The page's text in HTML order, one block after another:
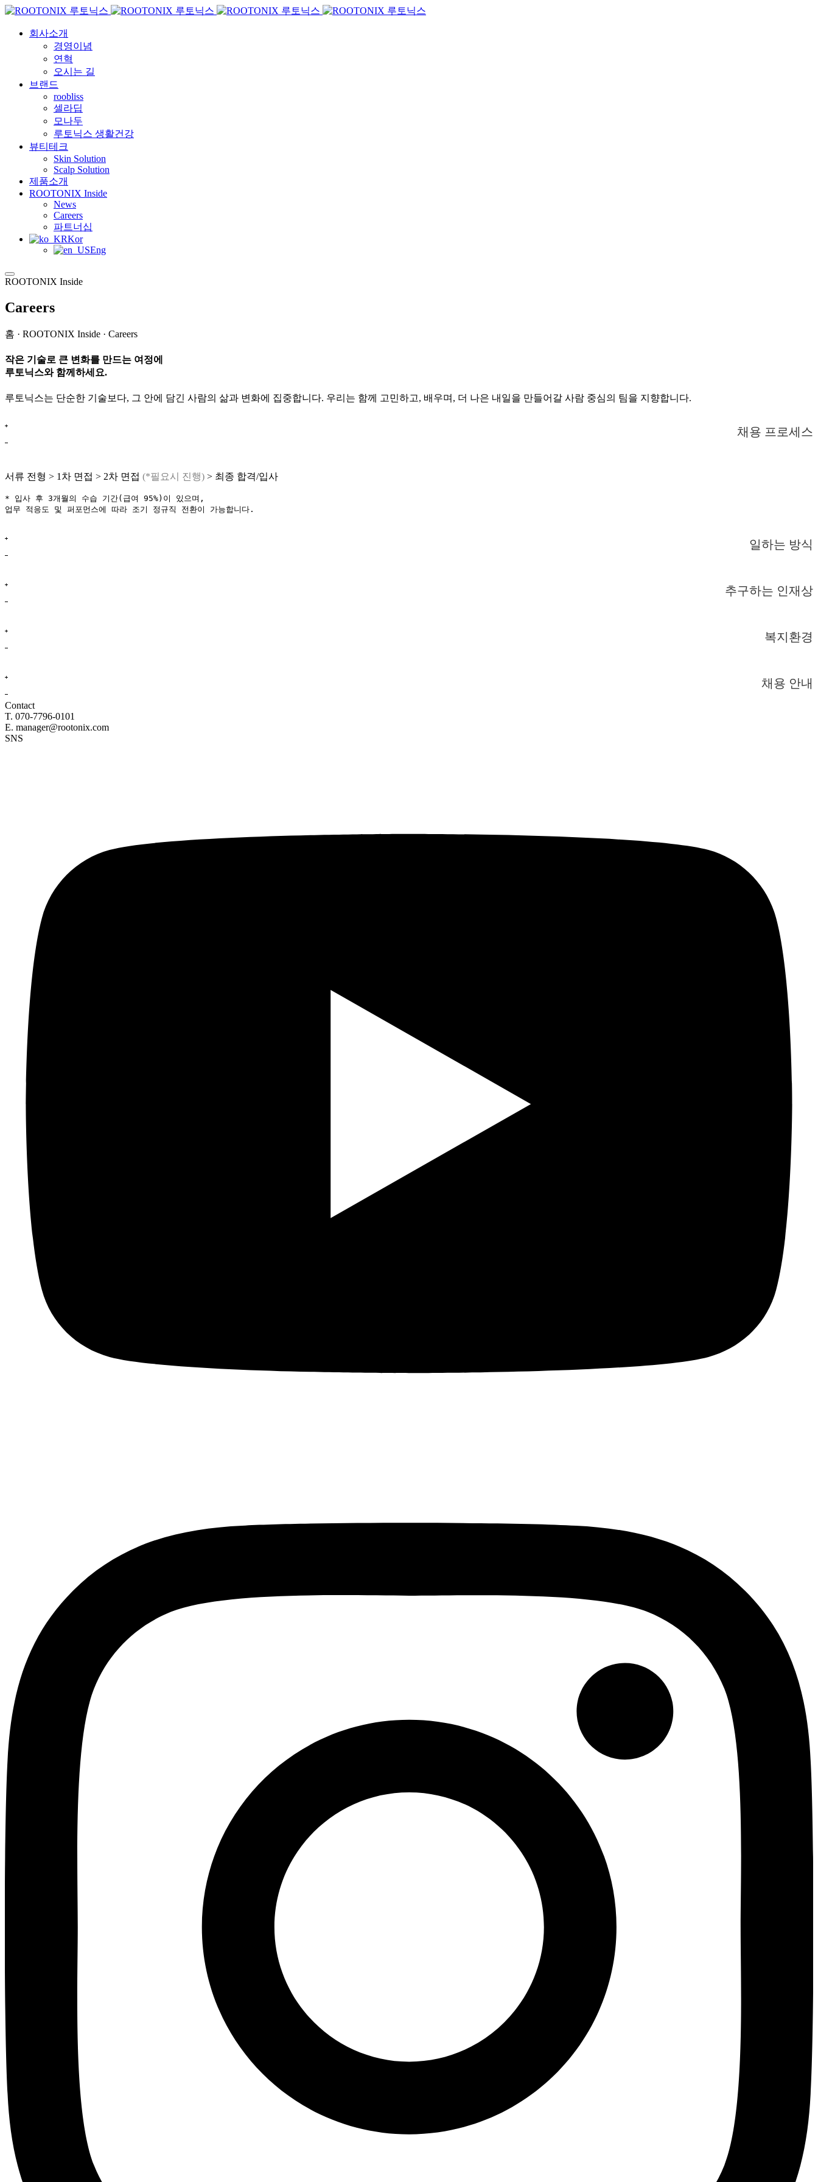
회사소개
경영이념
연혁
오시는 길
브랜드
roobliss
셀라딥
모나두
루토닉스 생활건강
뷰티테크
Skin Solution
Scalp Solution
제품소개
ROOTONIX Inside
News
Careers
파트너십
Kor
Eng
ROOTONIX Inside
Careers
홈 · ROOTONIX Inside · Careers
작은 기술로 큰 변화를 만드는 여정에
루토닉스와 함께하세요.
루토닉스는 단순한 기술보다, 그 안에 담긴 사람의 삶과 변화에 집중합니다. 우리는 함께 고민하고, 배우며, 더 나은 내일을 만들어갈 사람 중심의 팀을 지향합니다.
채용 프로세스
서류 전형 > 1차 면접 > 2차 면접 (*필요시 진행) > 최종 합격/입사
* 입사 후 3개월의 수습 기간(급여 95%)이 있으며,
업무 적응도 및 퍼포먼스에 따라 조기 정규직 전환이 가능합니다.
일하는 방식
추구하는 인재상
복지환경
채용 안내
Contact
T. 070-7796-0101
E. manager@rootonix.com
SNS